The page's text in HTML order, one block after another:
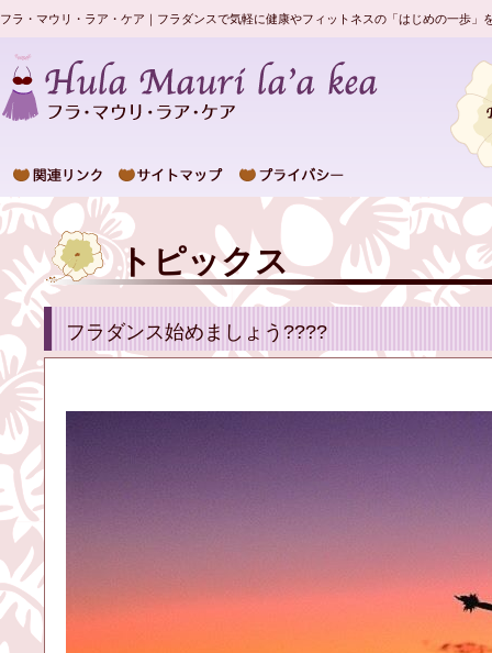
フラ・マウリ・ラア・ケア｜フラダンスで気軽に健康やフィットネスの「はじめの一歩
トピックス
フラダンス始めましょう????